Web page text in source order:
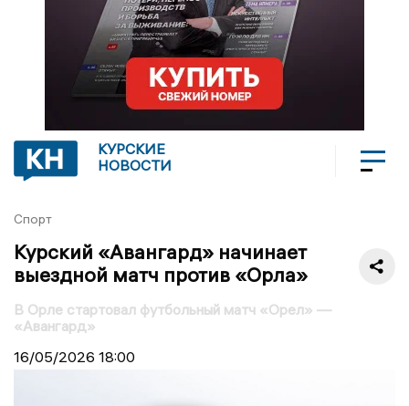
КУРСКИЕ
НОВОСТИ
Спорт
Курский «Авангард» начинает
выездной матч против «Орла»
В Орле стартовал футбольный матч «Орел» —
«Авангард»
16/05/2026 18:00